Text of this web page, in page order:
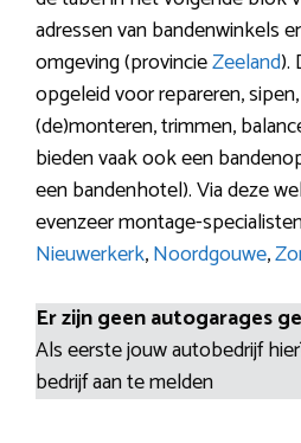
adressen van bandenwinkels
omgeving (provincieZeeland).
opgeleid voor repareren,
(de)monteren, trimmen,
bieden vaak ook een
een bandenhotel). Via deze
evenzeer montage-
Nieuwerkerk,Noordgouwe,
Er zijn geen autogarages
Als eerste jouw autobedrijf
bedrijf aan te melden